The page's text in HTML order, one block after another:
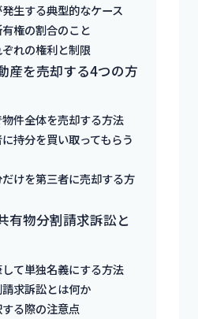
生する典型的なケース
権の割合のこと
れの権利と制限
産を売却する4つの方
件全体を売却する方法
持分を買い取ってもらう
けを第三者に売却する方
有物分割請求訴訟と
て単独名義にする方法
求訴訟とは何か
る際の注意点